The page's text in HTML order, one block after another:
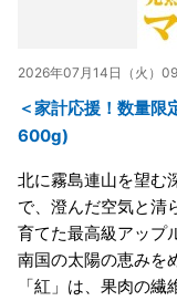
2026年07月14日（火）
＜家計応援！数量限
600g)
北に霧島連山を望む
で、澄んだ空気と清
育てた最高級アップ
南国の太陽の恵みを
「紅」は、果肉の